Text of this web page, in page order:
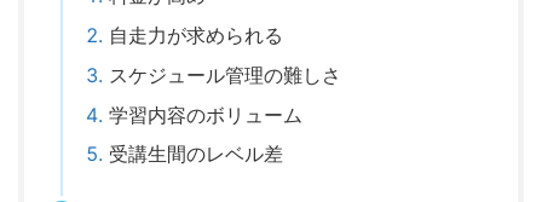
自走力が求められる
スケジュール管理の難しさ
学習内容のボリューム
受講生間のレベル差